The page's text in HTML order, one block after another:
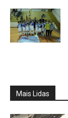
Mais Lidas